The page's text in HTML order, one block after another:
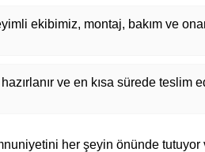
ekibimiz, montaj, bakım ve
ve en kısa sürede teslim
her şeyin önünde tutuyor